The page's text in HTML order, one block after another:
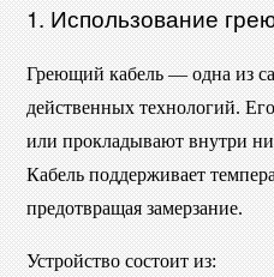
1. Использование
Греющий кабель — одна из
действенных технологий.
или прокладывают внутри
Кабель поддерживает
предотвращая замерзание.
Устройство состоит из: